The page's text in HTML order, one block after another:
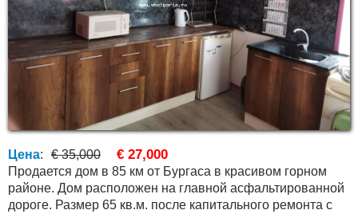
Цена: € 35,000 € 27,000
Продается дом в 85 км от Бургаса в красивом горном
районе. Дом расположен на главной асфальтированной
дороге. Размер 65 кв.м. после капитального ремонта с